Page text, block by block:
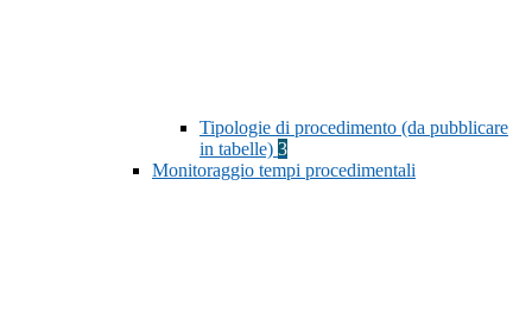
Tipologie di procedimento (da pubblicare
in tabelle) 3
Monitoraggio tempi procedimentali